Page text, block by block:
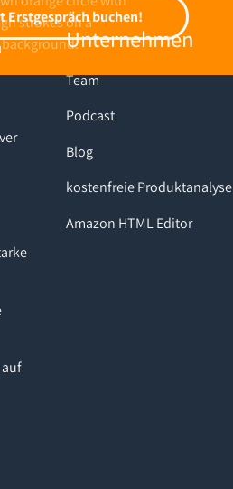
buchen!
Erstgespräch buchen!
Unternehmen
Team
Podcast
Blog
kostenfreie Produktanalyse
Amazon HTML Editor